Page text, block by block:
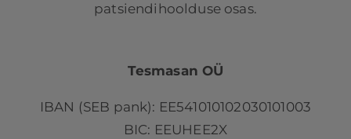
patsiendihoolduse osas.
Tesmasan OÜ
IBAN (SEB pank): EE541010102030101003
BIC: EEUHEE2X